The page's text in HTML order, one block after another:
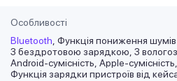
Особливості
Bluetooth Функція пониження
З бездротовою зарядкою З
Android-сумісність Apple-сумісність
Функція зарядки пристроїв від